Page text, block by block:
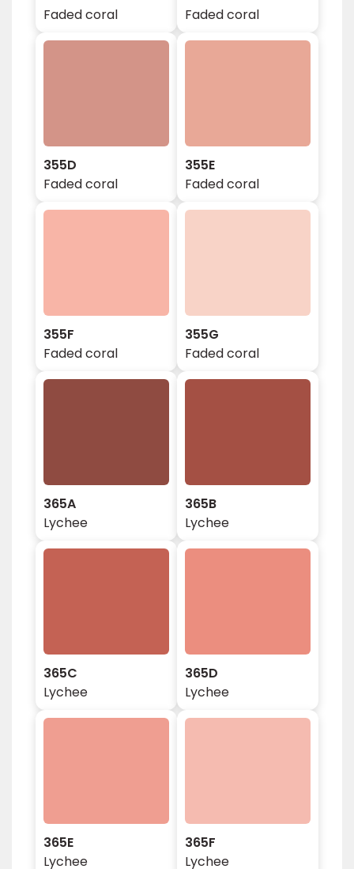
Faded coral
Faded coral
355D
Faded coral
355E
Faded coral
355F
Faded coral
355G
Faded coral
365A
Lychee
365B
Lychee
365C
Lychee
365D
Lychee
365E
Lychee
365F
Lychee